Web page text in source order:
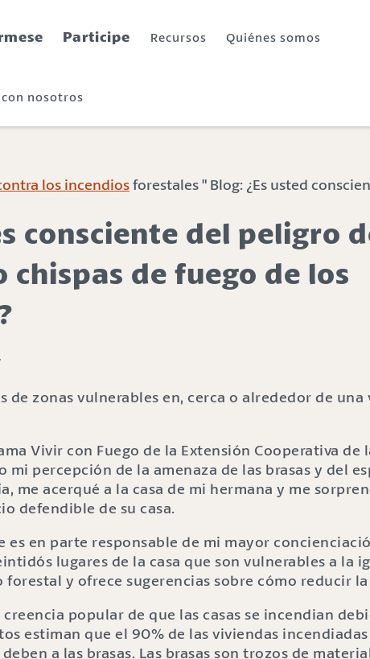
Participe Recursos Quiénes somos
nosotros
los incendiosforestales " Blog: ¿Es usted
consciente del peligro
chispas de fuego de los
Vivir con Fuego de la Extensión Cooperativa de
mi percepción de la amenaza de las brasas y del
me acerqué a la casa de mi hermana y me
defendible de su casa.
es en parte responsable de mi mayor
lugares de la casa que son vulnerables a la
y ofrece sugerencias sobre cómo reducir la
popular de que las casas se incendian
estiman que el 90% de las viviendas
a las brasas. Las brasas son trozos de